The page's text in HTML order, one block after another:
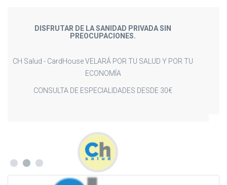
UN CONCEPTO DISTINTO DE SANIDAD.
TU ELIGES, TU DECIDES. NOSOTROS LO HACEMOS